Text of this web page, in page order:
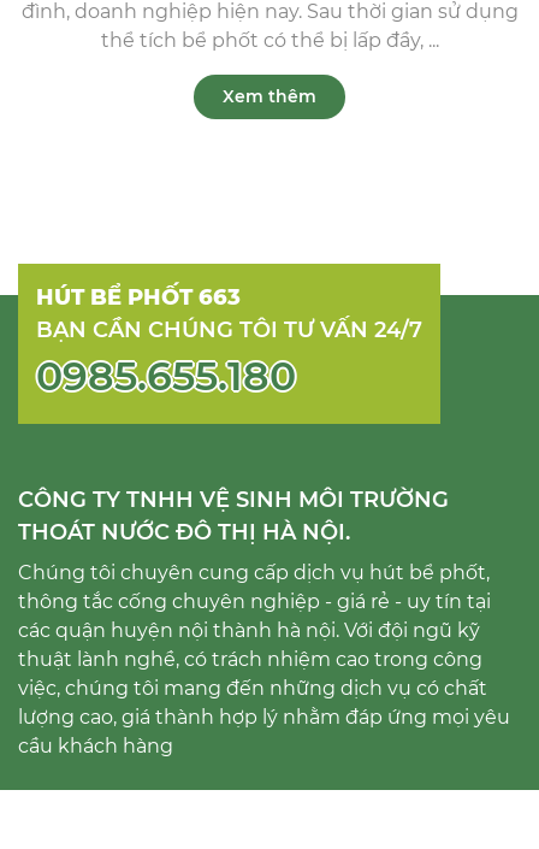
đình, doanh nghiệp hiện nay. Sau thời gian sử dụng
thể tích bể phốt có thể bị lấp đầy, ...
Xem thêm
HÚT BỂ PHỐT 663
BẠN CẦN CHÚNG TÔI TƯ VẤN 24/7
0985.655.180
CÔNG TY TNHH VỆ SINH MÔI TRƯỜNG
THOÁT NƯỚC ĐÔ THỊ HÀ NỘI.
Chúng tôi chuyên cung cấp dịch vụ hút bể phốt,
thông tắc cống chuyên nghiệp - giá rẻ - uy tín tại
các quận huyện nội thành hà nội. Với đội ngũ kỹ
thuật lành nghề, có trách nhiệm cao trong công
việc, chúng tôi mang đến những dịch vụ có chất
lượng cao, giá thành hợp lý nhằm đáp ứng mọi yêu
cầu khách hàng